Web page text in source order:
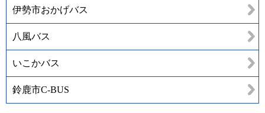
伊勢市おかげバス
八風バス
いこかバス
鈴鹿市C-BUS